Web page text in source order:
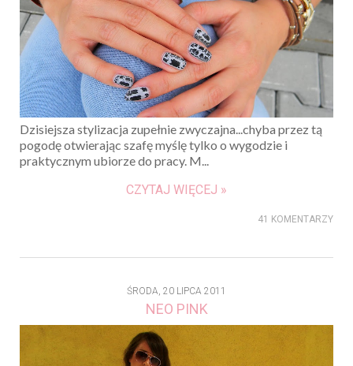
Dzisiejsza stylizacja zupełnie zwyczajna...chyba przez tą
pogodę otwierając szafę myślę tylko o wygodzie i
praktycznym ubiorze do pracy. M...
CZYTAJ WIĘCEJ »
41 KOMENTARZY
ŚRODA, 20 LIPCA 2011
NEO PINK